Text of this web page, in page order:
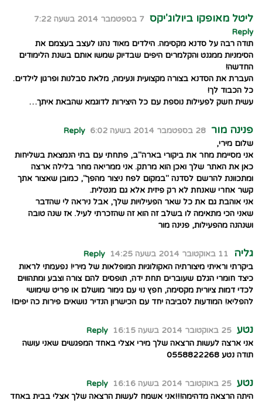
ליטל מאופקו ביולוג'יקס
7 בספטמבר 2014 בשעה 7:22
Reply
תודה רבה על סדנא מקסימה. הילדים מאוד נהנו לעצב בעצמם את
הסימניות ממגנט והקלמרים היפים שבדיוק שמשו אותם בשנת הלימודים
החדשה!
העברת את הסדנא בצורה מקצועית ונעימה, מלאת סבלנות ופרגון לילדים.
כל הכבוד לך!
עשית חשק לפעילות נוספת עם כל היצירות לדוגמא שהבאת איתך…
פנינה מור 28 בספטמבר 2014 בשעה 6:02
Reply
שלום מירי,
אני מסיימת מחר את ביקורי בארה"ב, פתחתי עם בתי הנמצאת בשליחות
כאן את האתר שלך ואכן הוא מרתק. אני ממריאה מחר בלילה ארצה
ומתכוונת להרשם לסדנה "במקום לפח ניצור מהפך", כמובן שאצור אתך
קשר אחרי שאנחת לא רק פיזית אלא גם מנטלית.
אני אוהבת גם את כל שאר הפעילויות שלך, אבל ניראה לי שהדבר
שאני הכי מתאימה לו בשלב זה הוא זה שהזכרתי לעיל. אז שנה טובה
ושנהנה מהפעילות, פנינה מור
גליה 11 באוקטובר 2014 בשעה 14:25
Reply
ביקרתי וראיתי מיצורתיה האקולוגיות המופלאות של מירי! נפעמתי לראות
כיצד חומרי הגלם שעוברים תחת ידה, תופסים להם צורה וצבע ומתהווים
לכדי דמות ציורית מקסימה, חפץ נוי עם גימור מושלם או פריט שימושי
להפליא! המודעות לסביבה יחד עם הכישרון הנדיר נושאים פירות כה יפים!
נטע 25 באוקטובר 2014 בשעה 16:15
Reply
אני ארצה לעשות הרצאה שלך מירי אצלי באחד המפגשים שאני עושה
תודה נטע 0558822268
נטע 25 באוקטובר 2014 בשעה 16:16
Reply
היתה הרצאה מדהימה!!!אני אשמח לעשות הרצאה שלך אצלי בבית באחד